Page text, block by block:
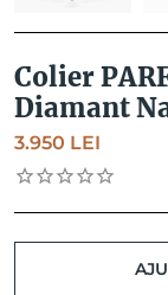
Colier
Diamant
3.950 LEI